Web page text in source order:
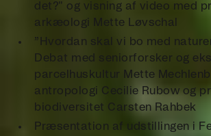
det?" og visning af video med
arkæologi Mette Løvschal
”Hvordan skal vi bo med
Debat med seniorforsker og
parcelhuskultur Mette
antropologi Cecilie Rubow og
biodiversitet Carsten Rahbek
Præsentation af udstillingen i